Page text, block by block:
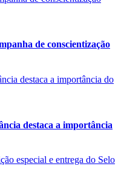
de conscientização
destaca a importância